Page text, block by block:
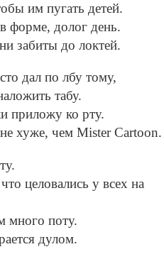
им пугать детей.
форме, долог день.
забиты до локтей.
дал по лбу тому,
табу.
приложу ко рту.
хуже, чем Mister Cartoon.
целовались у всех на
много поту.
дулом.